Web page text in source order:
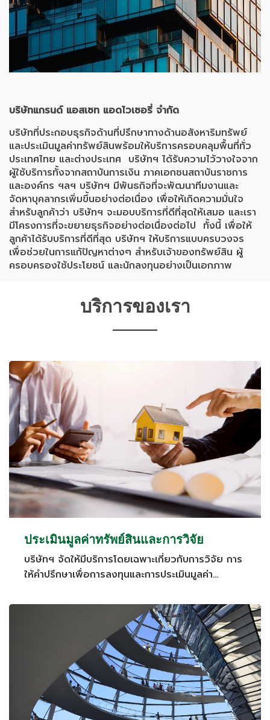
บริษัทแกรนด์ แอสเซท แอดไวเซอรี่ จำกัด
บริษัทที่ประกอบธุรกิจด้านที่ปรึกษาทางด้านอสังหาริมทรัพย์
และประเมินมูลค่าทรัพย์สินพร้อมให้บริการครอบคลุมพื้นที่ทั่ว
ประเทศไทย และต่างประเทศ บริษัทฯ ได้รับความไว้วางใจจาก
ผู้ใช้บริการทั้งจากสถาบันการเงิน ภาคเอกชนสถาบันราชการ
และองค์กร ฯลฯ บริษัทฯ มีพันธกิจที่จะพัฒนาทีมงานและ
จัดหาบุคลากรเพิ่มขึ้นอย่างต่อเนื่อง เพื่อให้เกิดความมั่นใจ
สำหรับลูกค้าว่า บริษัทฯ จะมอบบริการที่ดีที่สุดให้เสมอ และเรา
มีโครงการที่จะขยายธุรกิจอย่างต่อเนื่องต่อไป ทั้งนี้ เพื่อให้
ลูกค้าได้รับบริการที่ดีที่สุด บริษัทฯ ให้บริการแบบครบวงจร
เพื่อช่วยในการแก้ปัญหาต่างๆ สำหรับเจ้าของทรัพย์สิน ผู้
ครอบครองใช้ประโยชน์ และนักลงทุนอย่างเป็นเอกภาพ
บริการของเรา
ประเมินมูลค่าทรัพย์สินและการวิจัย
บริษัทฯ จัดให้มีบริการโดยเฉพาะเกี่ยวกับการวิจัย การ
ให้คำปรึกษาเพื่อการลงทุนและการประเมินมูลค่า